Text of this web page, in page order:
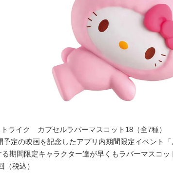
ライク カプセルラバーマスコット18（全7種）
予定の映画を記念したアプリ内期間限定イベント
期間限定キャラクター達が早くもラバーマスコッ
（税込）